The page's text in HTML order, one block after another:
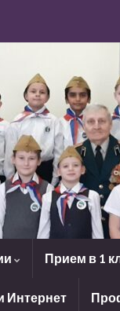
Прием в 1
Интернет